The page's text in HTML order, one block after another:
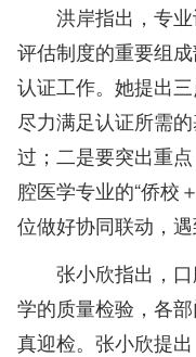
洪岸指出，专
评估制度的重要组
认证工作。她提出
尽力满足认证所需
过；二是要突出重
腔医学专业的“侨校
位做好协同联动，
张小欣指出，
学的质量检验，各
真迎检。张小欣提